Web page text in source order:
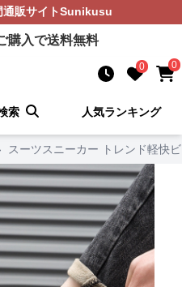
販サイトSunikusu
購入で送料無料
0 0
索 人気ランキング
スーツスニーカー トレンド軽快